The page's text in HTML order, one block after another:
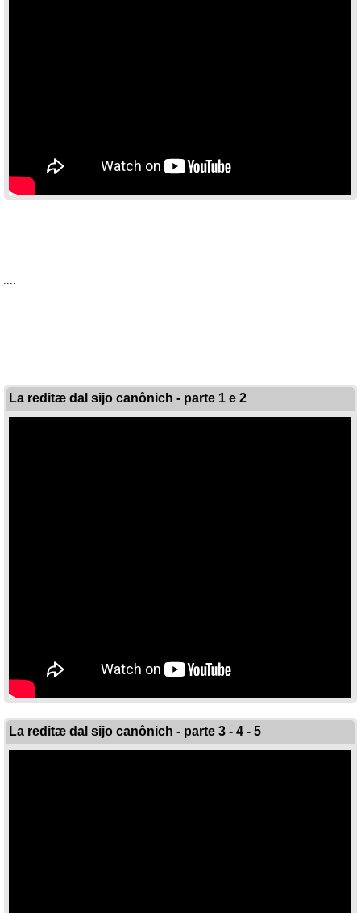
....
La reditæ dal sijo canônich - parte 1 e 2
La reditæ dal sijo canônich - parte 3 - 4 - 5